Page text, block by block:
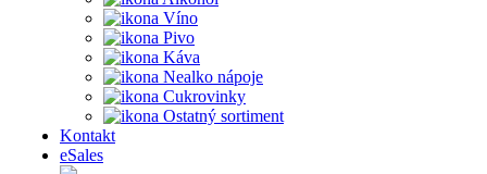
Víno
Pivo
Káva
Nealko nápoje
Cukrovinky
Ostatný sortiment
Kontakt
eSales